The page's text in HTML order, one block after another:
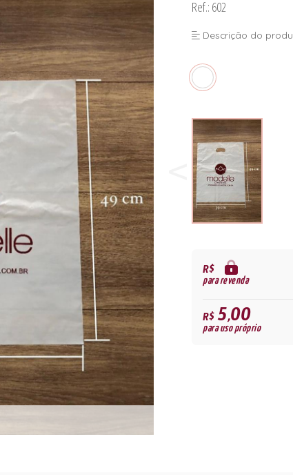
Ref.: 602
Descrição do
R$
para revenda
R$5,00
para uso próprio